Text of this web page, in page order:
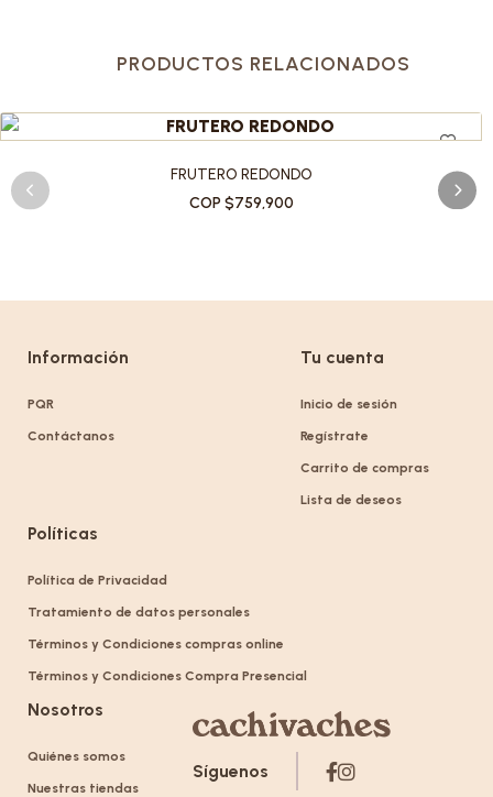
PRODUCTOS RELACIONADOS
FRUTERO REDONDO
COP $759,900
Información
PQR
Contáctanos
Tu cuenta
Inicio de sesión
Regístrate
Carrito de compras
Lista de deseos
Políticas
Política de Privacidad
Tratamiento de datos personales
Términos y Condiciones compras online
Términos y Condiciones Compra Presencial
Nosotros
Quiénes somos
Nuestras tiendas
Síguenos